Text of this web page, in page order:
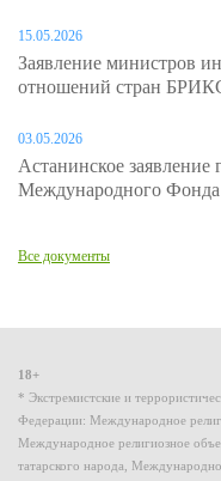
15.05.2026
Заявление министров
отношений стран
03.05.2026
Астанинское заявление
Международного Фонда
Все документы
18+
* Экстремистские и
Федерации: Международное
Международное религиозное
татарского народа,